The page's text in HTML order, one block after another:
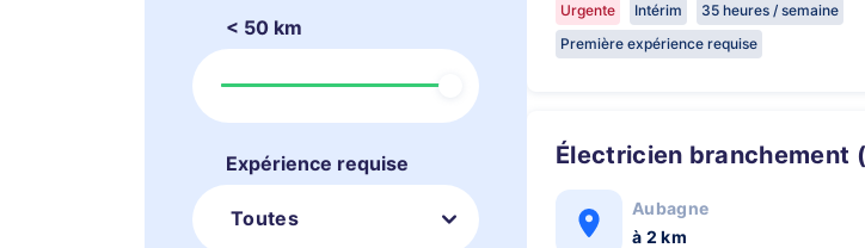
< 50 km
Expérience requise
Toutes
Urgente Intérim
35 heures / semaine
Première expérience requise
Électricien branchement
Aubagne
à 2 km